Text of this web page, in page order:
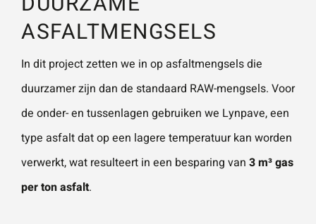
ASFALTMENGSELS
In dit project zetten we in op asfaltmengsels die
duurzamer zijn dan de standaard RAW-mengsels. Voor
de onder- en tussenlagen gebruiken we Lynpave, een
type asfalt dat op een lagere temperatuur kan worden
verwerkt, wat resulteert in een besparing van 3 m³ gas
per ton asfalt.